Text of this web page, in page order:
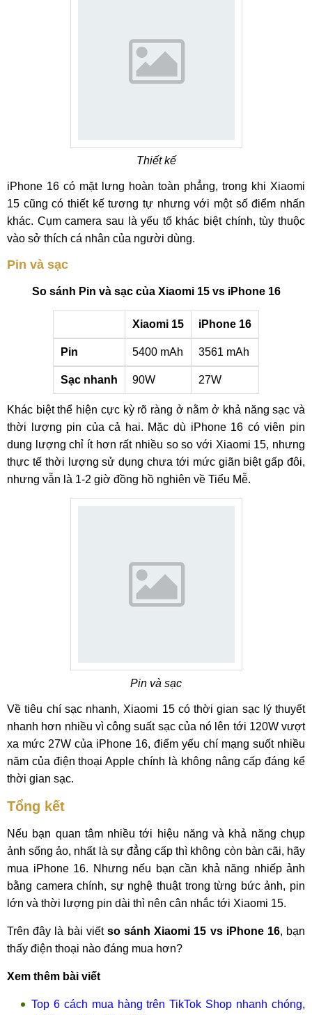
Thiết kế
iPhone 16 có mặt lưng hoàn toàn phẳng, trong khi Xiaomi
15 cũng có thiết kế tương tự nhưng với một số điểm nhấn
khác. Cụm camera sau là yếu tố khác biệt chính, tùy thuộc
vào sở thích cá nhân của người dùng.
Pin và sạc
So sánh Pin và sạc của Xiaomi 15 vs iPhone 16
Xiaomi 15 iPhone 16
Pin 5400 mAh 3561 mAh
Sạc nhanh 90W 27W
Khác biệt thể hiện cực kỳ rõ ràng ở nằm ở khả năng sạc và
thời lượng pin của cả hai. Mặc dù iPhone 16 có viên pin
dung lượng chỉ ít hơn rất nhiều so so với Xiaomi 15, nhưng
thực tế thời lượng sử dụng chưa tới mức giãn biệt gấp đôi,
nhưng vẫn là 1-2 giờ đồng hồ nghiên về Tiểu Mễ.
Pin và sạc
Về tiêu chí sạc nhanh, Xiaomi 15 có thời gian sạc lý thuyết
nhanh hơn nhiều vì công suất sạc của nó lên tới 120W vượt
xa mức 27W của iPhone 16, điểm yếu chí mạng suốt nhiều
năm của điện thoại Apple chính là không nâng cấp đáng kể
thời gian sạc.
Tổng kết
Nếu bạn quan tâm nhiều tới hiệu năng và khả năng chụp
ảnh sống ảo, nhất là sự đẳng cấp thì không còn bàn cãi, hãy
mua iPhone 16. Nhưng nếu bạn cần khả năng nhiếp ảnh
bằng camera chính, sự nghệ thuật trong từng bức ảnh, pin
lớn và thời lượng pin dài thì nên cân nhắc tới Xiaomi 15.
Trên đây là bài viết so sánh Xiaomi 15 vs iPhone 16, bạn
thấy điện thoại nào đáng mua hơn?
Xem thêm bài viết
Top 6 cách mua hàng trên TikTok Shop nhanh chóng,